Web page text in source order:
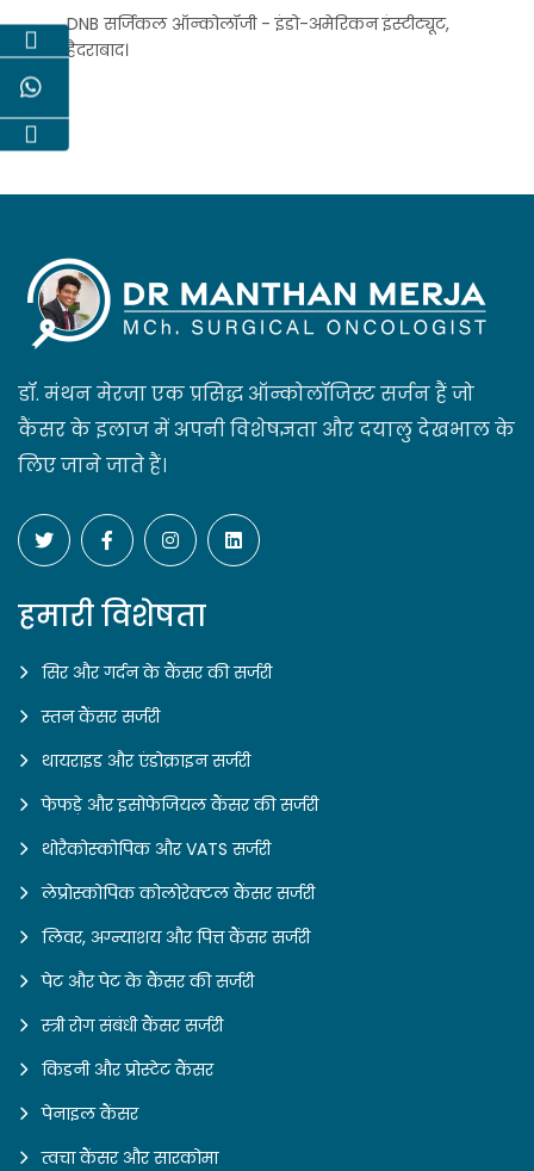
DNB सर्जिकल ऑन्कोलॉजी - इंडो-अमेरिकन इंस्टीट्यूट,
हैदराबाद।
डॉ. मंथन मेरजा एक प्रसिद्ध ऑन्कोलॉजिस्ट सर्जन हैं जो
कैंसर के इलाज में अपनी विशेषज्ञता और दयालु देखभाल के
लिए जाने जाते हैं।
हमारी विशेषता
सिर और गर्दन के कैंसर की सर्जरी
स्तन कैंसर सर्जरी
थायराइड और एंडोक्राइन सर्जरी
फेफड़े और इसोफेजियल कैंसर की सर्जरी
थोरैकोस्कोपिक और VATS सर्जरी
लेप्रोस्कोपिक कोलोरेक्टल कैंसर सर्जरी
लिवर, अग्न्याशय और पित्त कैंसर सर्जरी
पेट और पेट के कैंसर की सर्जरी
स्त्री रोग संबंधी कैंसर सर्जरी
किडनी और प्रोस्टेट कैंसर
पेनाइल कैंसर
त्वचा कैंसर और सारकोमा